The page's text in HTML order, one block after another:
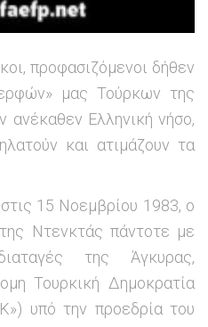
προφασιζόμενοι δήθεν
μας Τούρκων της
ανέκαθεν Ελληνική νήσο,
και ατιμάζουν τα
15 Νοεμβρίου 1983, ο
Ντενκτάς πάντοτε με
της Άγκυρας,
Τουρκική Δημοκρατία
υπό την προεδρία του